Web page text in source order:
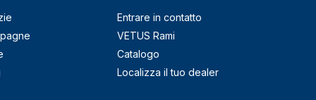
Entrare in contatto
VETUS Rami
Catalogo
Localizza il tuo dealer